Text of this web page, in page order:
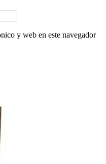
y web en este navegador